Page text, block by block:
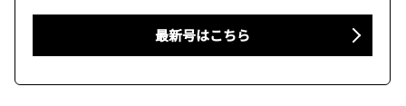
最新号はこちら